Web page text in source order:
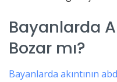
Bayanlarda
Bozar mı?
Bayanlarda akıntının